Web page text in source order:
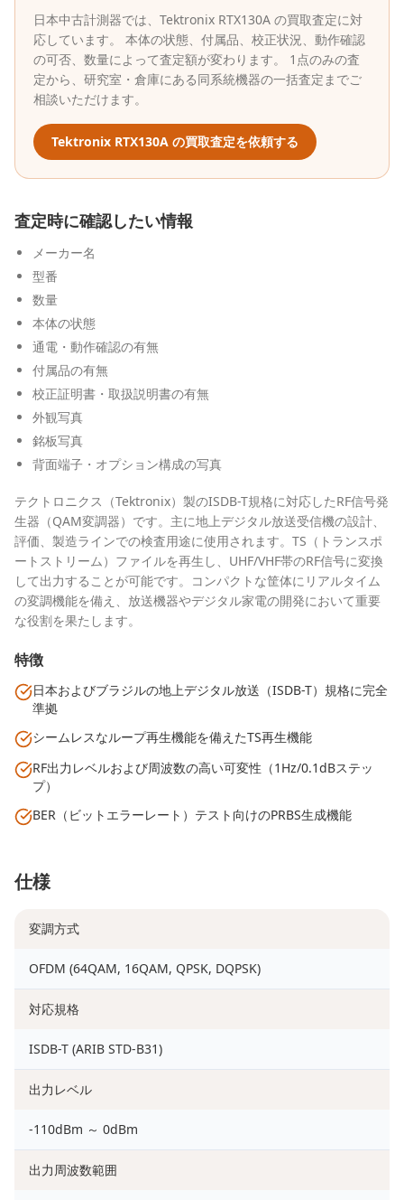
日本中古計測器では、 Tektronix RTX130A の買取査定に対
応しています。 本体の状態、付属品、校正状況、動作確認
の可否、数量によって査定額が変わります。 1点のみの査
定から、研究室・倉庫にある同系統機器の一括査定までご
相談いただけます。
Tektronix RTX130A の買取査定を依頼する
査定時に確認したい情報
メーカー名
型番
数量
本体の状態
通電・動作確認の有無
付属品の有無
校正証明書・取扱説明書の有無
外観写真
銘板写真
背面端子・オプション構成の写真
テクトロニクス（Tektronix）製のISDB-T規格に対応したRF信号発
生器（QAM変調器）です。主に地上デジタル放送受信機の設計、
評価、製造ラインでの検査用途に使用されます。TS（トランスポ
ートストリーム）ファイルを再生し、UHF/VHF帯のRF信号に変換
して出力することが可能です。コンパクトな筐体にリアルタイム
の変調機能を備え、放送機器やデジタル家電の開発において重要
な役割を果たします。
特徴
日本およびブラジルの地上デジタル放送（ISDB-T）規格に完全
準拠
シームレスなループ再生機能を備えたTS再生機能
RF出力レベルおよび周波数の高い可変性（1Hz/0.1dBステッ
プ）
BER（ビットエラーレート）テスト向けのPRBS生成機能
仕様
変調方式
OFDM (64QAM, 16QAM, QPSK, DQPSK)
対応規格
ISDB-T (ARIB STD-B31)
出力レベル
-110dBm ～ 0dBm
出力周波数範囲